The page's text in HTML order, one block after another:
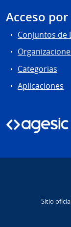
Acceso
Conjuntos de
Categorias
Aplicaciones
Sitio